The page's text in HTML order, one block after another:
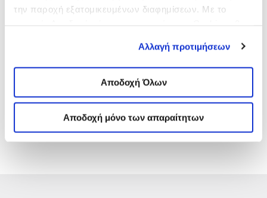
την παροχή εξατομικευμένων διαφημίσεων. Με το
site cookies. Ενημερώσου για την για τηνΠολιτική
Cookiesεδώκαι τους διαφορετικούς τύπους Cookies
επιλέγοντας «Προτιμήσεις Cookies», και τροποποίησε
ανά πάσα στιγμή τις προτιμήσεις σου.
Αλλαγή προτιμήσεων
Αποδοχή Όλων
Αποδοχή μόνο των απαραίτητων
Δωρεάν συνδρομή Apple TV+ για 3 μήνες.
ΤΕΧΝΙΚΆ ΧΑΡΑΚΤΗΡΙΣΤΙΚΆ